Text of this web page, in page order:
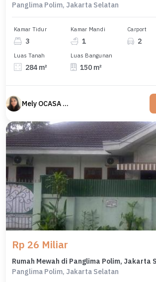
Panglima Polim, Jakarta Selatan
Kamar Tidur
3
Kamar Mandi
1
Carport
2
Luas Tanah
284 m²
Luas Bangunan
150 m²
Mely OCASA PROPERTY
Rp 26 Miliar
Panglima Polim, Jakarta Selatan